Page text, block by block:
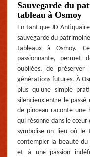
Sauvegarde du
tableau à Osmoy
En tant que JD
sauvegarde du
tableaux à Osmoy.
passionnante, permet
oubliées, de
générations futures. À
plus qu'une simple
silencieux entre le
de pinceau raconte une
qui résonne dans le cœur
symbolise un lieu où le
contempler la beauté du
et à une passion